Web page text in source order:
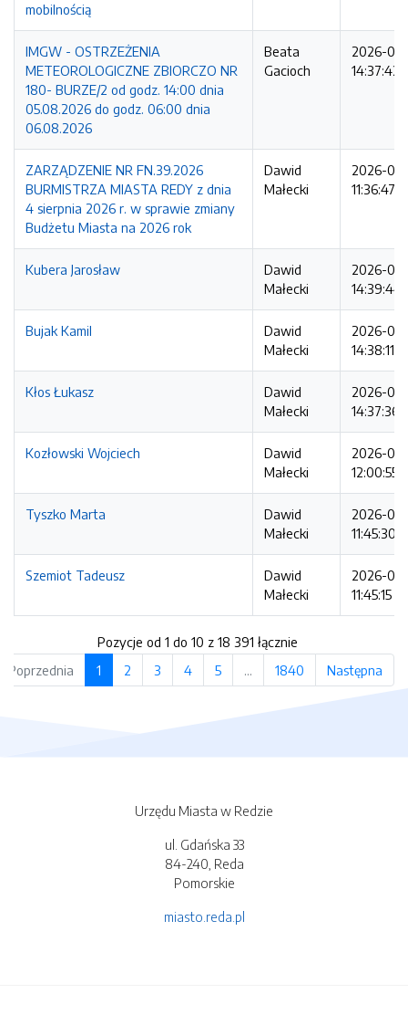
mobilnością
IMGW - OSTRZEŻENIA
METEOROLOGICZNE ZBIORCZO NR
180- BURZE/2 od godz. 14:00 dnia
05.08.2026 do godz. 06:00 dnia
06.08.2026
Beata
Gacioch
2026-
14:37:42
ZARZĄDZENIE NR FN.39.2026
BURMISTRZA MIASTA REDY z dnia
4 sierpnia 2026 r. w sprawie zmiany
Budżetu Miasta na 2026 rok
Dawid
Małecki
2026-
11:36:47
Kubera Jarosław
Dawid
Małecki
2026-
14:39:44
Bujak Kamil
Dawid
Małecki
2026-
14:38:11
Kłos Łukasz
Dawid
Małecki
2026-
14:37:36
Kozłowski Wojciech
Dawid
Małecki
2026-
12:00:55
Tyszko Marta
Dawid
Małecki
2026-
11:45:30
Szemiot Tadeusz
Dawid
Małecki
2026-
11:45:15
Pozycje od 1 do 10 z 18 391 łącznie
Poprzednia
1 2 3 4 5 … 1840 Następna
Urzędu Miasta w Redzie
ul. Gdańska 33
84-240, Reda
Pomorskie
miasto.reda.pl